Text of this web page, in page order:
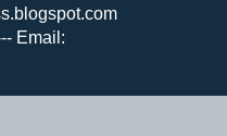
Email: